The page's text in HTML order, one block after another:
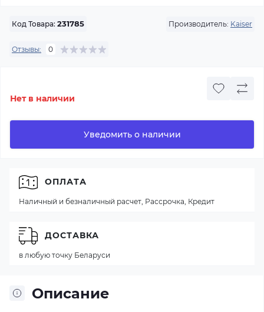
Код Товара: 231785 Производитель: Kaiser
Отзывы: 0
Нет в наличии
Уведомить о наличии
Описание
ОПЛАТА
Наличный и безналичный расчет, Рассрочка, Кредит
ДОСТАВКА
в любую точку Беларуси